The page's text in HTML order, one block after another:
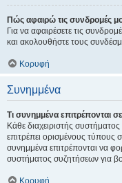
Πώς αφαιρώ τις συνδρομές
Για να αφαιρέσετε τις
και ακολουθήστε τους
Κορυφή
Συνημμένα
Τι συνημμένα επιτρέπονται
Κάθε διαχειριστής
επιτρέπει ορισμένους τύπους
συνημμένα επιτρέπονται να
συστήματος συζητήσεων για
Κορυφή